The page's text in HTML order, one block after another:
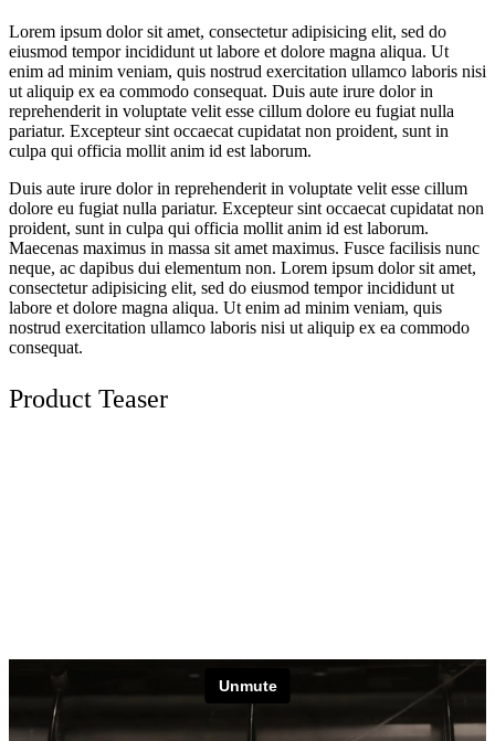
Lorem ipsum dolor sit amet, consectetur adipisicing elit, sed do
eiusmod tempor incididunt ut labore et dolore magna aliqua. Ut
enim ad minim veniam, quis nostrud exercitation ullamco laboris nisi
ut aliquip ex ea commodo consequat. Duis aute irure dolor in
reprehenderit in voluptate velit esse cillum dolore eu fugiat nulla
pariatur. Excepteur sint occaecat cupidatat non proident, sunt in
culpa qui officia mollit anim id est laborum.
Duis aute irure dolor in reprehenderit in voluptate velit esse cillum
dolore eu fugiat nulla pariatur. Excepteur sint occaecat cupidatat non
proident, sunt in culpa qui officia mollit anim id est laborum.
Maecenas maximus in massa sit amet maximus. Fusce facilisis nunc
neque, ac dapibus dui elementum non. Lorem ipsum dolor sit amet,
consectetur adipisicing elit, sed do eiusmod tempor incididunt ut
labore et dolore magna aliqua. Ut enim ad minim veniam, quis
nostrud exercitation ullamco laboris nisi ut aliquip ex ea commodo
consequat.
Product Teaser